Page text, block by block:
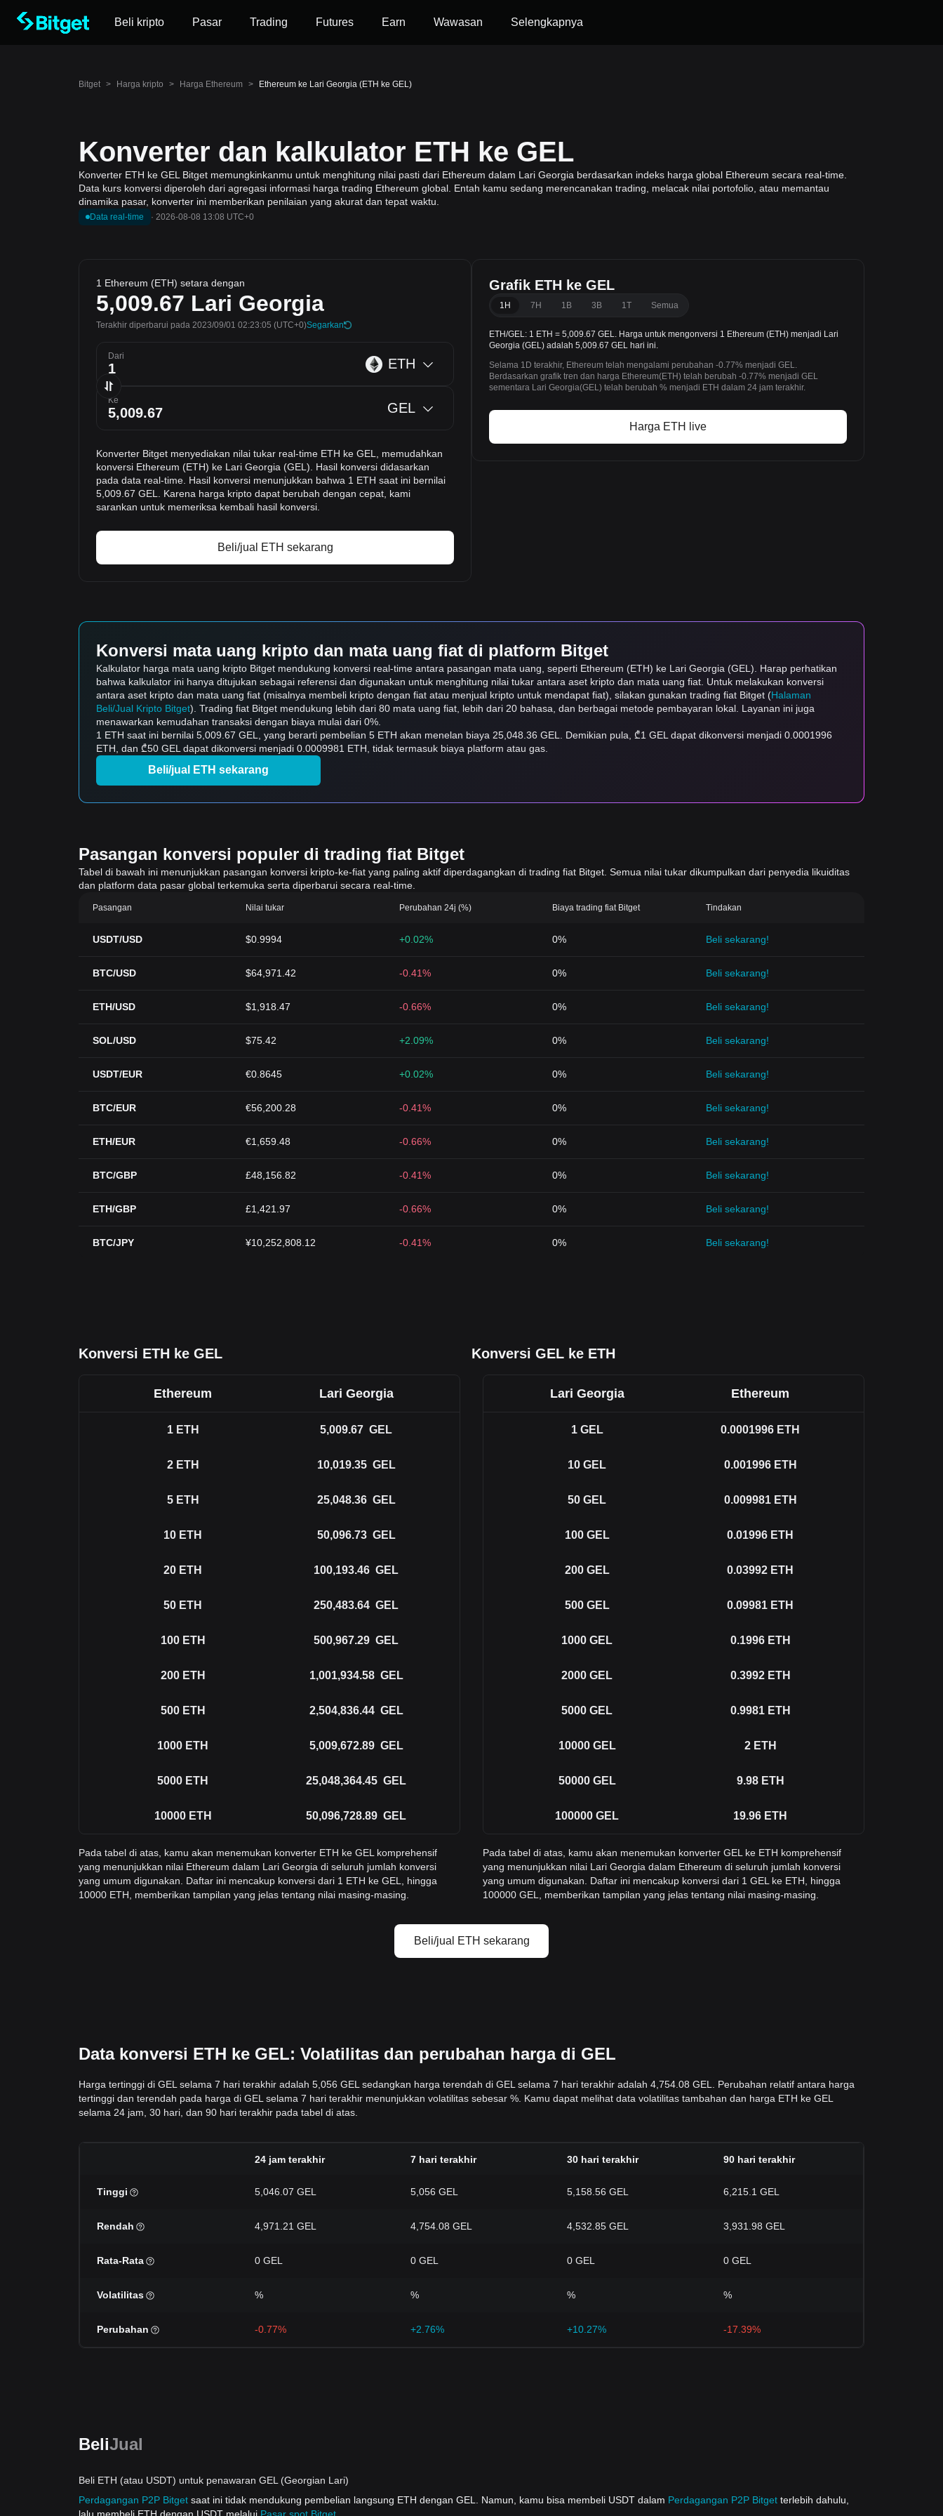
Beli kripto Pasar Trading Futures Earn Wawasan Selengkapnya
Bitget > Harga kripto > Harga Ethereum > Ethereum ke Lari Georgia (ETH ke GEL)
Konverter dan kalkulator ETH ke GEL
Konverter ETH ke GEL Bitget memungkinkanmu untuk menghitung nilai pasti dari Ethereum dalam Lari Georgia berdasarkan indeks harga global Ethereum secara real-time.
Data kurs konversi diperoleh dari agregasi informasi harga trading Ethereum global. Entah kamu sedang merencanakan trading, melacak nilai portofolio, atau memantau
dinamika pasar, konverter ini memberikan penilaian yang akurat dan tepat waktu.
Data real-time · 2026-08-08 13:08 UTC+0
1 Ethereum (ETH) setara dengan
5,009.67 Lari Georgia
Terakhir diperbarui pada 2023/09/01 02:23:05 (UTC+0)Segarkan
Dari ETH
Ke GEL
Konverter Bitget menyediakan nilai tukar real-time ETH ke GEL, memudahkan
konversi Ethereum (ETH) ke Lari Georgia (GEL). Hasil konversi didasarkan
pada data real-time. Hasil konversi menunjukkan bahwa 1 ETH saat ini bernilai
5,009.67 GEL. Karena harga kripto dapat berubah dengan cepat, kami
sarankan untuk memeriksa kembali hasil konversi.
Beli/jual ETH sekarang
Grafik ETH ke GEL
1H 7H 1B 3B 1T Semua
ETH/GEL: 1 ETH = 5,009.67 GEL. Harga untuk mengonversi 1 Ethereum (ETH) menjadi Lari
Georgia (GEL) adalah 5,009.67 GEL hari ini.
Selama 1D terakhir, Ethereum telah mengalami perubahan -0.77% menjadi GEL.
Berdasarkan grafik tren dan harga Ethereum(ETH) telah berubah -0.77% menjadi GEL
sementara Lari Georgia(GEL) telah berubah % menjadi ETH dalam 24 jam terakhir.
Harga ETH live
Konversi mata uang kripto dan mata uang fiat di platform Bitget
Kalkulator harga mata uang kripto Bitget mendukung konversi real-time antara pasangan mata uang, seperti Ethereum (ETH) ke Lari Georgia (GEL). Harap perhatikan
bahwa kalkulator ini hanya ditujukan sebagai referensi dan digunakan untuk menghitung nilai tukar antara aset kripto dan mata uang fiat. Untuk melakukan konversi
antara aset kripto dan mata uang fiat (misalnya membeli kripto dengan fiat atau menjual kripto untuk mendapat fiat), silakan gunakan trading fiat Bitget (Halaman
Beli/Jual Kripto Bitget). Trading fiat Bitget mendukung lebih dari 80 mata uang fiat, lebih dari 20 bahasa, dan berbagai metode pembayaran lokal. Layanan ini juga
menawarkan kemudahan transaksi dengan biaya mulai dari 0%.
1 ETH saat ini bernilai 5,009.67 GEL, yang berarti pembelian 5 ETH akan menelan biaya 25,048.36 GEL. Demikian pula, ₾1 GEL dapat dikonversi menjadi 0.0001996
ETH, dan ₾50 GEL dapat dikonversi menjadi 0.0009981 ETH, tidak termasuk biaya platform atau gas.
Beli/jual ETH sekarang
Pasangan konversi populer di trading fiat Bitget
Tabel di bawah ini menunjukkan pasangan konversi kripto-ke-fiat yang paling aktif diperdagangkan di trading fiat Bitget. Semua nilai tukar dikumpulkan dari penyedia likuiditas
dan platform data pasar global terkemuka serta diperbarui secara real-time.
Pasangan Nilai tukar Perubahan 24j (%) Biaya trading fiat Bitget Tindakan
USDT/USD $0.9994 +0.02% 0% Beli sekarang!
BTC/USD $64,971.42 -0.41% 0% Beli sekarang!
ETH/USD $1,918.47 -0.66% 0% Beli sekarang!
SOL/USD $75.42 +2.09% 0% Beli sekarang!
USDT/EUR €0.8645 +0.02% 0% Beli sekarang!
BTC/EUR €56,200.28 -0.41% 0% Beli sekarang!
ETH/EUR €1,659.48 -0.66% 0% Beli sekarang!
BTC/GBP £48,156.82 -0.41% 0% Beli sekarang!
ETH/GBP £1,421.97 -0.66% 0% Beli sekarang!
BTC/JPY ¥10,252,808.12 -0.41% 0% Beli sekarang!
Konversi ETH ke GEL Konversi GEL ke ETH
Ethereum Lari Georgia
1 ETH 5,009.67 GEL
2 ETH 10,019.35 GEL
5 ETH 25,048.36 GEL
10 ETH 50,096.73 GEL
20 ETH 100,193.46 GEL
50 ETH 250,483.64 GEL
100 ETH 500,967.29 GEL
200 ETH 1,001,934.58 GEL
500 ETH 2,504,836.44 GEL
1000 ETH 5,009,672.89 GEL
5000 ETH 25,048,364.45 GEL
10000 ETH 50,096,728.89 GEL
Pada tabel di atas, kamu akan menemukan konverter ETH ke GEL komprehensif
yang menunjukkan nilai Ethereum dalam Lari Georgia di seluruh jumlah konversi
yang umum digunakan. Daftar ini mencakup konversi dari 1 ETH ke GEL, hingga
10000 ETH, memberikan tampilan yang jelas tentang nilai masing-masing.
Lari Georgia Ethereum
1 GEL 0.0001996 ETH
10 GEL 0.001996 ETH
50 GEL 0.009981 ETH
100 GEL 0.01996 ETH
200 GEL 0.03992 ETH
500 GEL 0.09981 ETH
1000 GEL 0.1996 ETH
2000 GEL 0.3992 ETH
5000 GEL 0.9981 ETH
10000 GEL 2 ETH
50000 GEL 9.98 ETH
100000 GEL 19.96 ETH
Pada tabel di atas, kamu akan menemukan konverter GEL ke ETH komprehensif
yang menunjukkan nilai Lari Georgia dalam Ethereum di seluruh jumlah konversi
yang umum digunakan. Daftar ini mencakup konversi dari 1 GEL ke ETH, hingga
100000 GEL, memberikan tampilan yang jelas tentang nilai masing-masing.
Beli/jual ETH sekarang
Data konversi ETH ke GEL: Volatilitas dan perubahan harga di GEL
Harga tertinggi di GEL selama 7 hari terakhir adalah 5,056 GEL sedangkan harga terendah di GEL selama 7 hari terakhir adalah 4,754.08 GEL. Perubahan relatif antara harga
tertinggi dan terendah pada harga di GEL selama 7 hari terakhir menunjukkan volatilitas sebesar %. Kamu dapat melihat data volatilitas tambahan dan harga ETH ke GEL
selama 24 jam, 30 hari, dan 90 hari terakhir pada tabel di atas.
24 jam terakhir 7 hari terakhir 30 hari terakhir 90 hari terakhir
Tinggi 5,046.07 GEL 5,056 GEL 5,158.56 GEL 6,215.1 GEL
Rendah 4,971.21 GEL 4,754.08 GEL 4,532.85 GEL 3,931.98 GEL
Rata-Rata 0 GEL 0 GEL 0 GEL 0 GEL
Volatilitas % % % %
Perubahan -0.77% +2.76% +10.27% -17.39%
BeliJual
Beli ETH (atau USDT) untuk penawaran GEL (Georgian Lari)
Perdagangan P2P Bitget saat ini tidak mendukung pembelian langsung ETH dengan GEL. Namun, kamu bisa membeli USDT dalam Perdagangan P2P Bitget terlebih dahulu,